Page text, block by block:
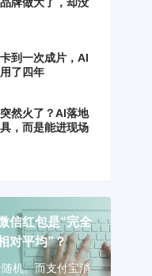
到一次成片，AI
了四年
然火了？AI落地
，而是能进现场
信红包是“完全
对平均”？
机。而支付宝消